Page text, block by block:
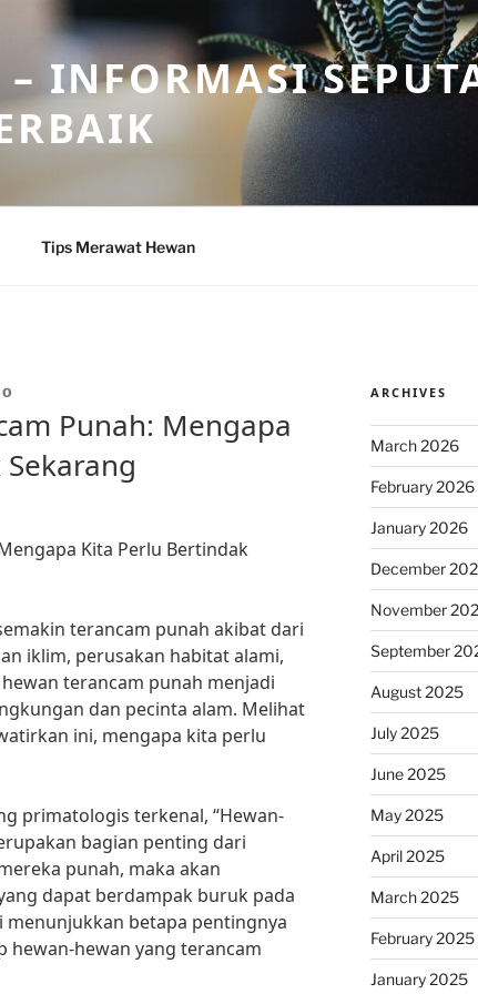
– INFORMASI
Tips Merawat Hewan
Punah: Mengapa
Kita Perlu Bertindak
terancam punah akibat dari
iklim, perusakan habitat alami,
terancam punah menjadi
dan pecinta alam. Melihat
ini, mengapa kita perlu
primatologis terkenal, “Hewan-
bagian penting dari
punah, maka akan
dapat berdampak buruk pada
menunjukkan betapa pentingnya
hewan-hewan yang terancam
ARCHIVES
March 2026
February 2026
January 2026
December
November
September
August 2025
July 2025
June 2025
May 2025
April 2025
March 2025
February 2025
January 2025